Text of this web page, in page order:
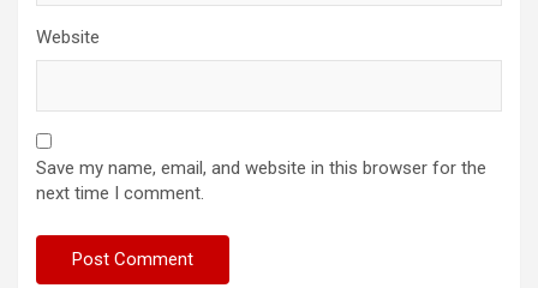
Website
Save my name, email, and website in this browser for the
next time I comment.